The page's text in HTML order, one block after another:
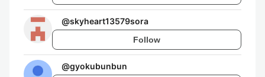
@skyheart13579sora
Follow
@gyokubunbun